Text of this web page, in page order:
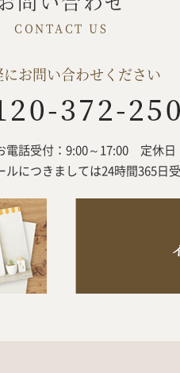
にお問い合わせください
電話受付：9:00～17:00 定休日
ルにつきましては24時間365日